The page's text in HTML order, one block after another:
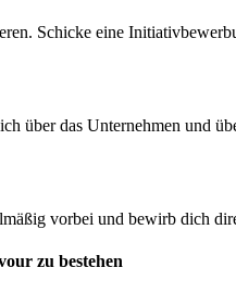
Schicke eine
über das Unternehmen und
vorbei und bewirb dich
zu bestehen